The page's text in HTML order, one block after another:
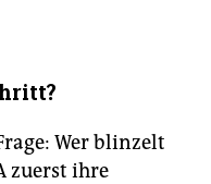
Wer blinzelt
zuerst ihre